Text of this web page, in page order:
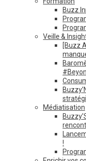
Buzz
Veille &
[Buzz
Médiatisation
!